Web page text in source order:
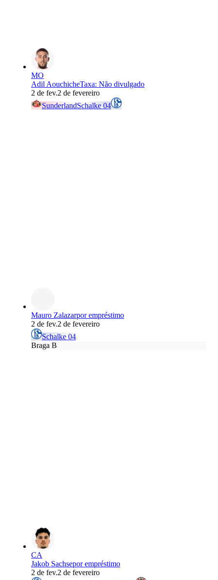
MO
Adil AouchicheTaxa: Não divulgado
2 de fev.2 de fevereiro
SunderlandSchalke 04
Mauro Zalazarpor empréstimo
2 de fev.2 de fevereiro
Schalke 04
Braga B
CA
Jakob Sachsepor empréstimo
2 de fev.2 de fevereiro